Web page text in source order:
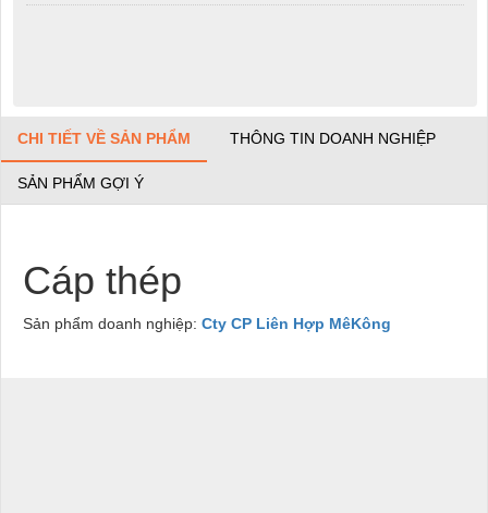
CHI TIẾT VỀ SẢN PHẨM THÔNG TIN DOANH NGHIỆP
SẢN PHẨM GỢI Ý
Cáp thép
Sản phẩm doanh nghiệp: Cty CP Liên Hợp MêKông